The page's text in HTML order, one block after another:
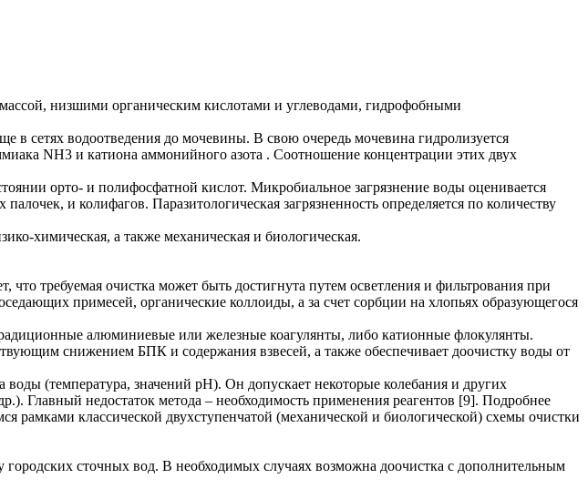
низшими органическим кислотами и углеводами, гидрофобными
в сетях водоотведения до мочевины. В свою очередь мочевина гидролизуется
NH3 и катиона аммонийного азота . Соотношение концентрации этих двух
орто- и полифосфатной кислот. Микробиальное загрязнение воды оценивается
и колифагов. Паразитологическая загрязненность определяется по количеству
химическая, а также механическая и биологическая.
что требуемая очистка может быть достигнута путем осветления и фильтрования при
примесей, органические коллоиды, а за счет сорбции на хлопьях образующегося
алюминиевые или железные коагулянты, либо катионные флокулянты.
снижением БПК и содержания взвесей, а также обеспечивает доочистку воды от
воды (температура, значений рН). Он допускает некоторые колебания и других
Главный недостаток метода – необходимость применения реагентов [9]. Подробнее
рамками классической двухступенчатой (механической и биологической) схемы очистки
городских сточных вод. В необходимых случаях возможна доочистка с дополнительным